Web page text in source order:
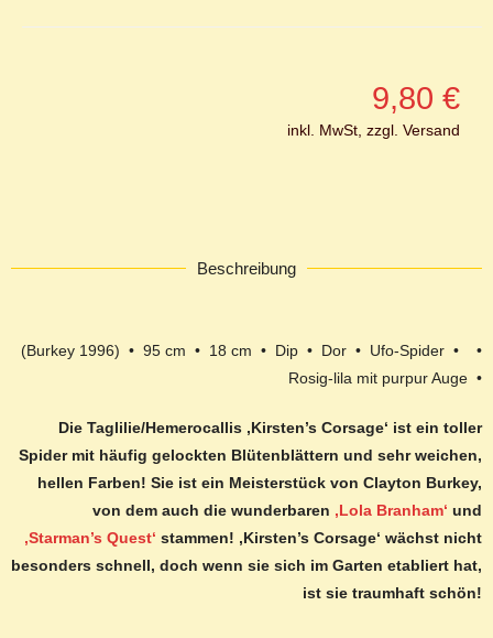
9,80 €
inkl. MwSt, zzgl. Versand
Beschreibung
(Burkey 1996) • 95 cm • 18 cm • Dip • Dor • Ufo-Spider • •
Rosig-lila mit purpur Auge •
Die Taglilie/Hemerocallis ‚Kirsten’s Corsage‘ ist ein toller
Spider mit häufig gelockten Blütenblättern und sehr weichen,
hellen Farben! Sie ist ein Meisterstück von Clayton Burkey,
von dem auch die wunderbaren ‚Lola Branham‘ und
‚Starman’s Quest‘ stammen! ‚Kirsten’s Corsage‘ wächst nicht
besonders schnell, doch wenn sie sich im Garten etabliert hat,
ist sie traumhaft schön!